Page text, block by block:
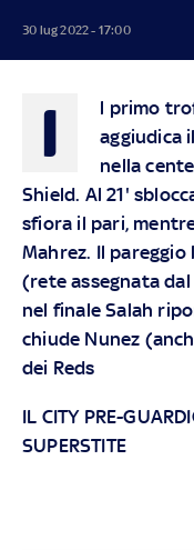
30 lug 2022 - 17:00
I
l primo
aggiudica
nella
Shield. Al 21'
sfiora il pari,
Mahrez. Il
(rete assegnata
nel finale Salah
chiude Nunez
dei Reds
IL CITY PRE-
SUPERSTITE